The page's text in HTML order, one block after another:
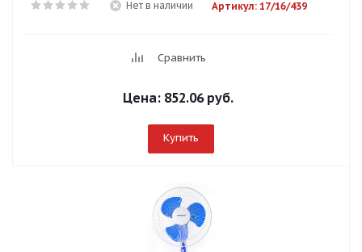
Нет в наличии Артикул: 17/16/439
Сравнить
Цена: 852.06 руб.
Купить